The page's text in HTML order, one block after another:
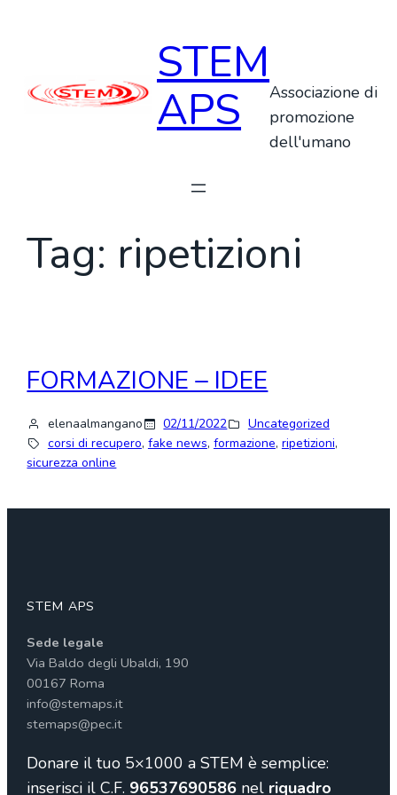
STEM
APS
Associazione di
promozione
dell'umano
Tag: ripetizioni
FORMAZIONE – IDEE
elenaalmangano 02/11/2022
Uncategorized
corsi di recupero, fake news, formazione, ripetizioni,
sicurezza online
STEM APS
Sede legale
Via Baldo degli Ubaldi, 190
00167 Roma
info@stemaps.it
stemaps@pec.it
Donare il tuo 5×1000 a STEM è semplice:
inserisci il C.F. 96537690586 nel riquadro